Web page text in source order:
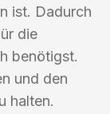
ist. Dadurch
die
benötigst.
und den
halten.